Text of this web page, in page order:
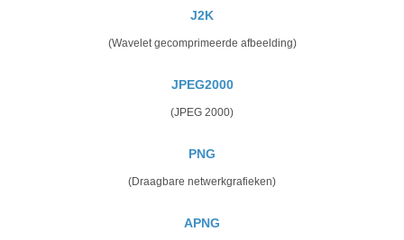
J2K
(Wavelet gecomprimeerde afbeelding)
JPEG2000
(JPEG 2000)
PNG
(Draagbare netwerkgrafieken)
APNG